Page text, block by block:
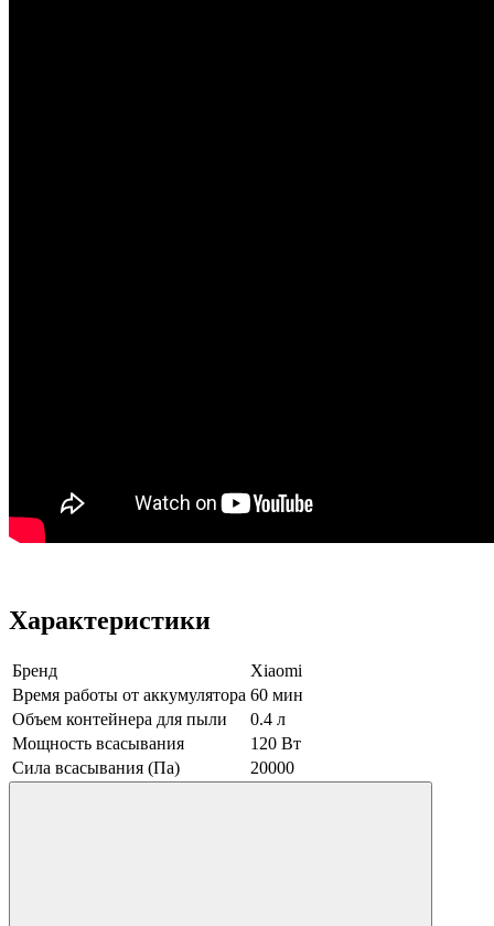
Характеристики
Бренд
Xiaomi
Время работы от аккумулятора 60 мин
Объем контейнера для пыли
0.4 л
Мощность всасывания
120 Вт
Сила всасывания (Па)
20000